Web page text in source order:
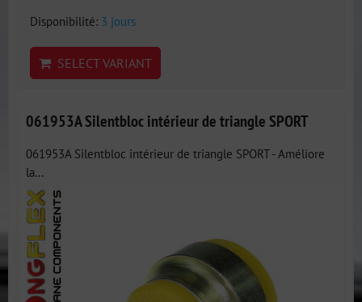
Disponibilité: 3 jours
SELECT VARIANT
061953A Silentbloc intérieur de triangle SPORT
061953A Silentbloc intérieur de triangle SPORT - Améliore
la...